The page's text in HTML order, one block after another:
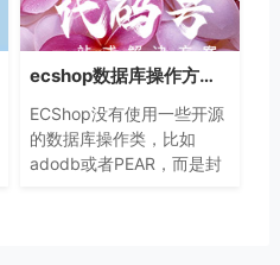
ecshop数据库操作方法getRow、getAll、getOne之间的区别
ECShop没有使用一些开源
的数据库操作类，比如
adodb或者PEAR，而是封